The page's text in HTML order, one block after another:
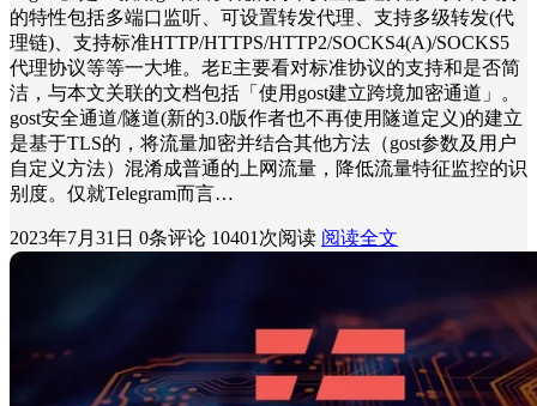
的特性包括多端口监听、可设置转发代理、支持多级转发(代
理链)、支持标准HTTP/HTTPS/HTTP2/SOCKS4(A)/SOCKS5
代理协议等等一大堆。老E主要看对标准协议的支持和是否简
洁，与本文关联的文档包括「使用gost建立跨境加密通道」。
gost安全通道/隧道(新的3.0版作者也不再使用隧道定义)的建立
是基于TLS的，将流量加密并结合其他方法（gost参数及用户
自定义方法）混淆成普通的上网流量，降低流量特征监控的识
别度。仅就Telegram而言…
2023年7月31日 0条评论 10401次阅读 阅读全文